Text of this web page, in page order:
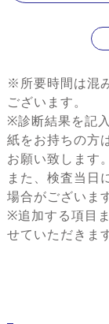
※所要時間は混
ございます。
※診断結果を記
紙をお持ちの方
お願い致します。
また、検査当日
場合がございま
※追加する項目
せていただきま